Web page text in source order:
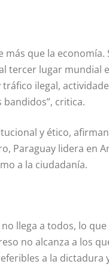
que la economía.
tercer lugar mundial
ilegal,
bandidos”, critica.
y ético,
Paraguay lidera en
a la ciudadanía.
llega a todos, lo
no alcanza a los
a la dictadura